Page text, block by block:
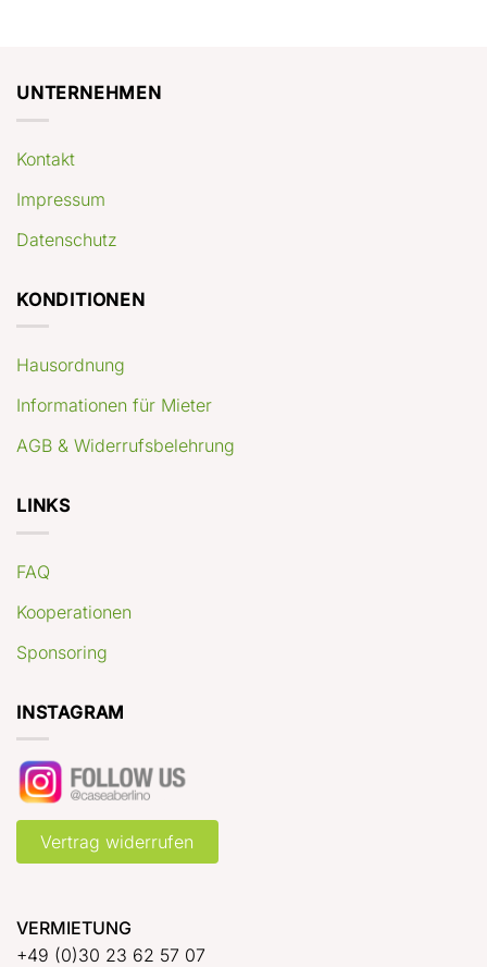
UNTERNEHMEN
Kontakt
Impressum
Datenschutz
KONDITIONEN
Hausordnung
Informationen für Mieter
AGB & Widerrufsbelehrung
LINKS
FAQ
Kooperationen
Sponsoring
INSTAGRAM
Vertrag widerrufen
VERMIETUNG
+49 (0)30 23 62 57 07